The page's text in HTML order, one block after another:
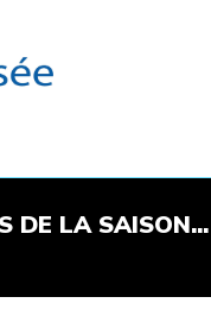
DE LA SAISON...